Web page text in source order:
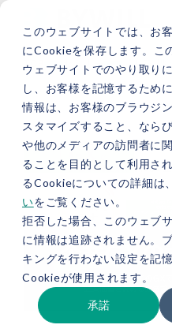
このウェブサイトでは、お
にCookieを保存します。こ
ウェブサイトでのやり取り
し、お客様を記憶するため
情報は、お客様のブラウジ
スタマイズすること、なら
や他のメディアの訪問者に
ることを目的として利用さ
るCookieについての詳細は、
いをご覧ください。
拒否した場合、このウェブ
に情報は追跡されません。
キングを行わない設定を記
Cookieが使用されます。
承諾
TOP セミナー 【書籍出